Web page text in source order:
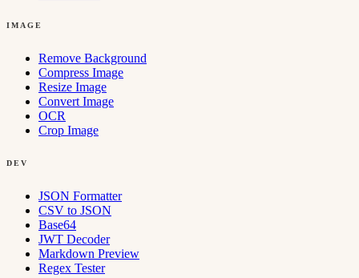
IMAGE
Remove Background
Compress Image
Resize Image
Convert Image
OCR
Crop Image
DEV
JSON Formatter
CSV to JSON
Base64
JWT Decoder
Markdown Preview
Regex Tester